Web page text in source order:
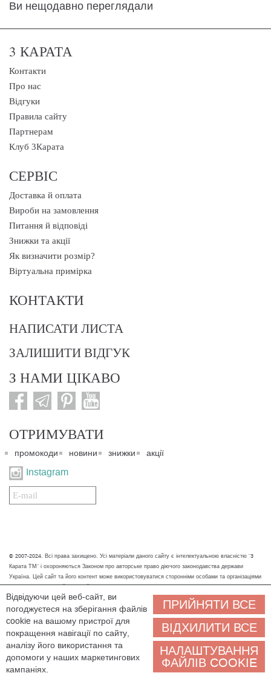
Ви нещодавно переглядали
3 КАРАТА
Контакти
Про нас
Відгуки
Правила сайту
Партнерам
Клуб 3Карата
СЕРВІС
Доставка й оплата
Вироби на замовлення
Питання й відповіді
Знижки та акції
Як визначити розмір?
Віртуальна примірка
КОНТАКТИ
НАПИСАТИ ЛИСТА
ЗАЛИШИТИ ВІДГУК
З НАМИ ЦІКАВО
ОТРИМУВАТИ
промокоди новини знижки акції
Instagram
Подписаться
на
© 2007-2024. Всі права захищено. Усі матеріали даного сайту є інтелектуальною власністю "3
Карата ТМ" і охороняються Законом про авторське право діючого законодавства держави
Україна. Цей сайт та його контент може використовуватися сторонніми особами та організаціями
тільки для некомерційних цілей. Будь-яке завантаження, копіювання, друк та інше використання
матеріалів даного сайту для некомерційних цілей повинно супроводжуватись працюючим
посиланням або іншим зазначенням на джерело.
Ми обробляємо персональні дані (cookies, IP-адреса, місце розташування), щоб вам
було зручніше користуватися сайтом. Залишаючись на сайті, ви погоджуєтеся на
обробку персональних даних. Якщо ви не згодні, будь ласка, покиньте сайт і зв'яжіться з нами
будь-яким зручним способом, ми допоможемо знайти рішення.
Відвідуючи цей веб-сайт, ви
погоджуєтеся на зберігання файлів
cookie на вашому пристрої для
покращення навігації по сайту,
аналізу його використання та
допомоги у наших маркетингових
кампаніях.
ПРИЙНЯТИ ВСЕ
ВІДХИЛИТИ ВСЕ
НАЛАШТУВАННЯ
ФАЙЛІВ COOKIE